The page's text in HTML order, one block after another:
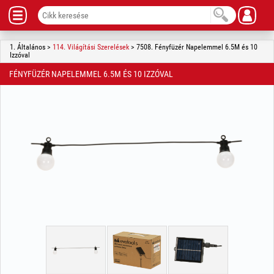
1. Általános > 114. Világítási Szerelések > 7508. Fényfüzér Napelemmel 6.5M és 10
Izzóval
FÉNYFÜZÉR NAPELEMMEL 6.5M ÉS 10 IZZÓVAL